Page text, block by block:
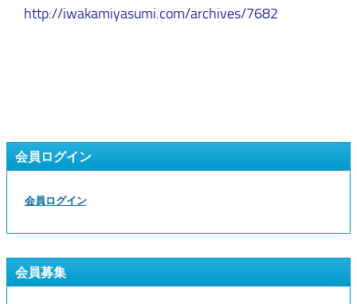
http://iwakamiyasumi.com/archives/7682
会員ログイン
会員ログイン
会員募集